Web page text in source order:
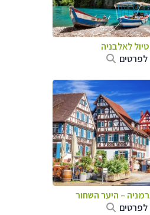
טיול לאלבניה
– היער השחור